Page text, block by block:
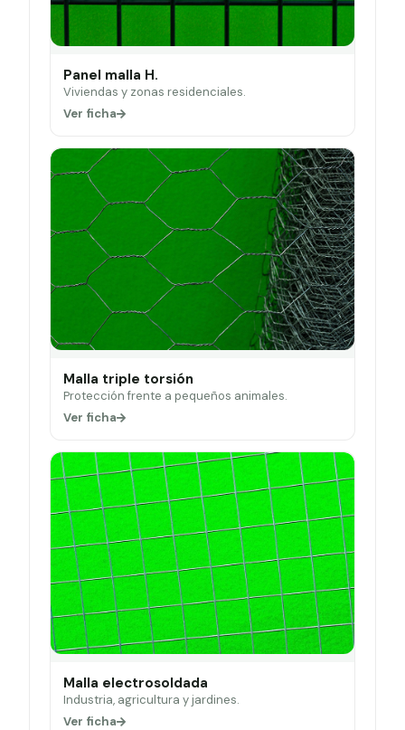
Panel malla H.
Viviendas y zonas residenciales.
Ver ficha
Malla triple torsión
Protección frente a pequeños animales.
Ver ficha
Malla electrosoldada
Industria, agricultura y jardines.
Ver ficha